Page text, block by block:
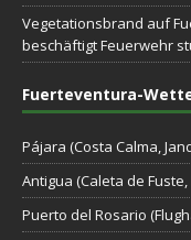
Vegetationsbrand auf
beschäftigt Feuerwehr
Fuerteventura-
Pájara (Costa Calma,
Antigua (Caleta de
Puerto del Rosario